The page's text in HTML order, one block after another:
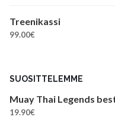
Treenikassi
99.00€
SUOSITTELEMME
Muay Thai Legends
19.90€